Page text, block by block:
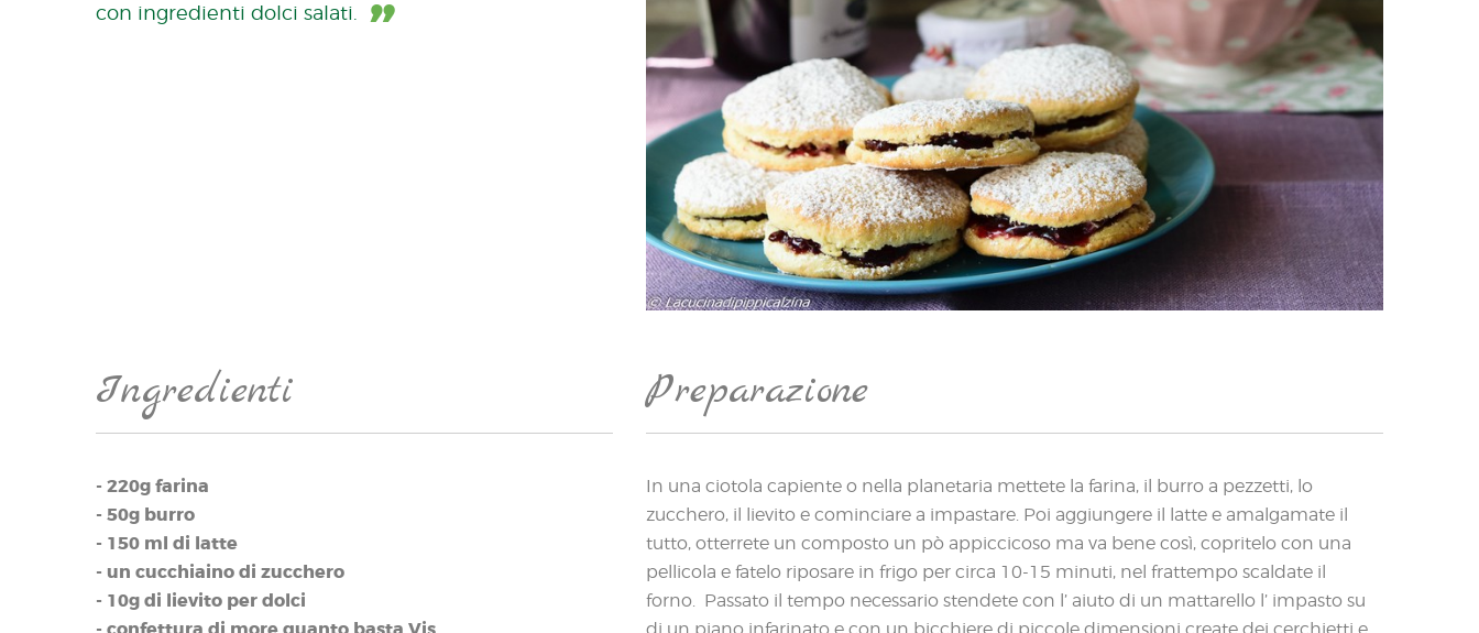
con ingredienti dolci salati.
Ingredienti
- 220g farina
- 50g burro
- 150 ml di latte
- un cucchiaino di zucchero
- 10g di lievito per dolci
Preparazione
In una ciotola capiente o nella planetaria mettete la farina, il burro a pezzetti, lo
zucchero, il lievito e cominciare a impastare. Poi aggiungere il latte e amalgamate il
tutto, otterrete un composto un pò appiccicoso ma va bene così, copritelo con una
pellicola e fatelo riposare in frigo per circa 10-15 minuti, nel frattempo scaldate il
forno. Passato il tempo necessario stendete con l’ aiuto di un mattarello l’ impasto su